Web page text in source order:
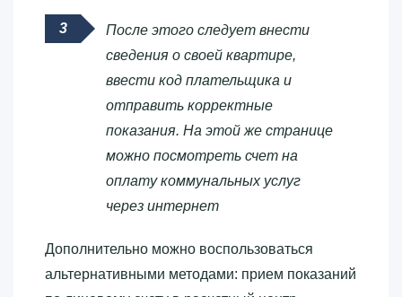
После этого следует внести
сведения о своей квартире,
ввести код плательщика и
отправить корректные
показания. На этой же странице
можно посмотреть счет на
оплату коммунальных услуг
через интернет
Дополнительно можно воспользоваться
альтернативными методами: прием показаний